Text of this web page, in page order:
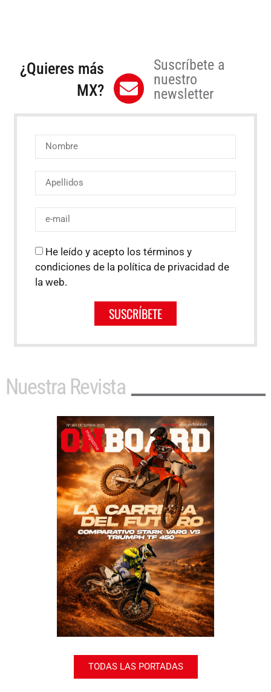
¿Quieres más
MX?
Suscríbete a
nuestro
newsletter
He leído y acepto los términos y
condiciones de la política de privacidad de
la web.
SUSCRÍBETE
Nuestra Revista
TODAS LAS PORTADAS